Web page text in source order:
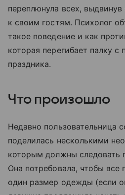
переплюнула всех,
к своим гостям. Психолог
такое поведение и как
которая перегибает палку
праздника.
Что произошло
Недавно пользовательница
поделилась несколькими
которым должны следовать
Она потребовала, чтобы все
один размер одежды (если